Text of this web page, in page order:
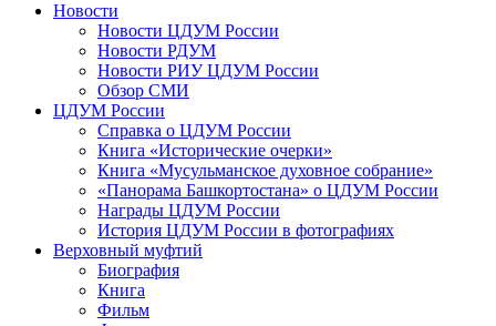
Новости
Новости ЦДУМ России
Новости РДУМ
Новости РИУ ЦДУМ России
Обзор СМИ
ЦДУМ России
Справка о ЦДУМ России
Книга «Исторические очерки»
Книга «Мусульманское духовное собрание»
«Панорама Башкортостана» о ЦДУМ России
Награды ЦДУМ России
История ЦДУМ России в фотографиях
Верховный муфтий
Биография
Книга
Фильм